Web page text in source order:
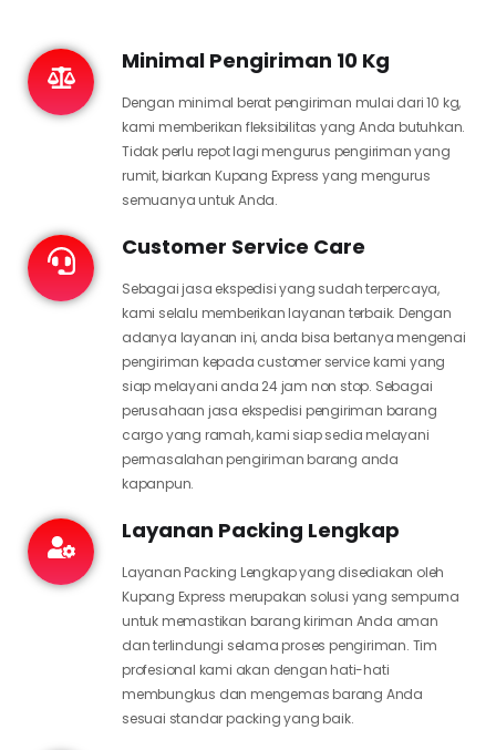
Minimal Pengiriman 10 Kg
Dengan minimal berat pengiriman mulai dari 10 kg,
kami memberikan fleksibilitas yang Anda butuhkan.
Tidak perlu repot lagi mengurus pengiriman yang
rumit, biarkan Kupang Express yang mengurus
semuanya untuk Anda.
Customer Service Care
Sebagai jasa ekspedisi yang sudah terpercaya,
kami selalu memberikan layanan terbaik. Dengan
adanya layanan ini, anda bisa bertanya mengenai
pengiriman kepada customer service kami yang
siap melayani anda 24 jam non stop. Sebagai
perusahaan jasa ekspedisi pengiriman barang
cargo yang ramah, kami siap sedia melayani
permasalahan pengiriman barang anda
kapanpun.
Layanan Packing Lengkap
Layanan Packing Lengkap yang disediakan oleh
Kupang Express merupakan solusi yang sempurna
untuk memastikan barang kiriman Anda aman
dan terlindungi selama proses pengiriman. Tim
profesional kami akan dengan hati-hati
membungkus dan mengemas barang Anda
sesuai standar packing yang baik.